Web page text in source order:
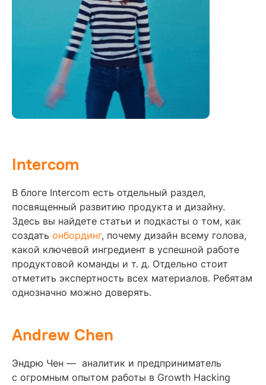
Intercom
В блоге Intercom есть отдельный раздел,
посвященный развитию продукта и дизайну.
Здесь вы найдете статьи и подкасты о том, как
создать онбординг, почему дизайн всему голова,
какой ключевой ингредиент в успешной работе
продуктовой команды и т. д. Отдельно стоит
отметить экспертность всех материалов. Ребятам
однозначно можно доверять.
Andrew Chen
Эндрю Чен — аналитик и предприниматель
с огромным опытом работы в Growth Hacking